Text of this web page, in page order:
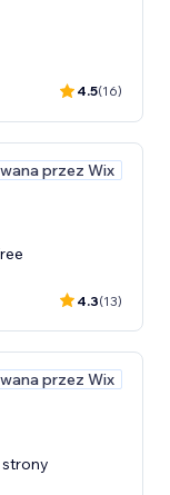
4.5(16)
przez Wix
4.3(13)
przez Wix
strony